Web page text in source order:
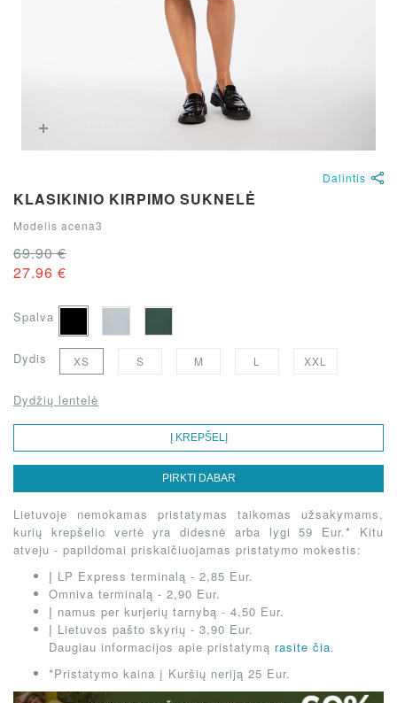
Dalintis
KLASIKINIO KIRPIMO SUKNELĖ
Modelis acena3
69.90 €
27.96 €
Spalva
Dydis XS S M L XXL
Dydžių lentelė
Į KREPŠELĮ
PIRKTI DABAR
Lietuvoje nemokamas pristatymas taikomas užsakymams,
kurių krepšelio vertė yra didesnė arba lygi 59 Eur.* Kitu
atveju - papildomai priskaičiuojamas pristatymo mokestis:
Į LP Express terminalą - 2,85 Eur.
Omniva terminalą - 2,90 Eur.
Į namus per kurjerių tarnybą - 4,50 Eur.
Į Lietuvos pašto skyrių - 3,90 Eur.
Daugiau informacijos apie pristatymą rasite čia.
*Pristatymo kaina į Kuršių neriją 25 Eur.